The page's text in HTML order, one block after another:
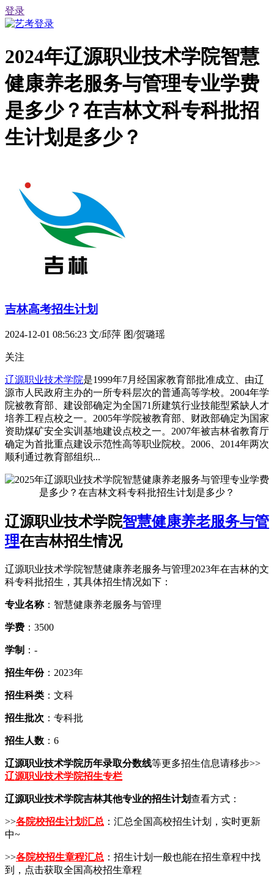
登录
2024年辽源职业技术学院智慧
健康养老服务与管理专业学费
是多少？在吉林文科专科批招
生计划是多少？
吉林高考招生计划
2024-12-01 08:56:23 文/邱萍 图/贺璐瑶
关注
辽源职业技术学院是1999年7月经国家教育部批准成立、由辽
源市人民政府主办的一所专科层次的普通高等学校。2004年学
院被教育部、建设部确定为全国71所建筑行业技能型紧缺人才
培养工程点校之一。2005年学院被教育部、财政部确定为国家
资助煤矿安全实训基地建设点校之一。2007年被吉林省教育厅
确定为首批重点建设示范性高等职业院校。2006、2014年两次
顺利通过教育部组织...
辽源职业技术学院智慧健康养老服务与管
理在吉林招生情况
辽源职业技术学院智慧健康养老服务与管理2023年在吉林的文
科专科批招生，其具体招生情况如下：
专业名称：智慧健康养老服务与管理
学费 ：3500
学制 ：-
招生年份：2023年
招生科类 ：文科
招生批次 ：专科批
招生人数 ：6
辽源职业技术学院历年录取分数线等更多招生信息请移步>>
辽源职业技术学院招生专栏
辽源职业技术学院吉林其他专业的招生计划查看方式：
>>各院校招生计划汇总 ：汇总全国高校招生计划，实时更新
中~
>>各院校招生章程汇总 ：招生计划一般也能在招生章程中找
到，点击获取全国高校招生章程